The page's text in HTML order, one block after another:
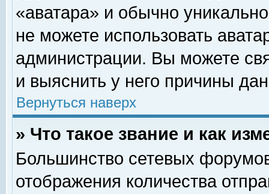
«аватара» и обычно
не можете использовать
администрации. Вы можете
и выяснить у него причины
Вернуться наверх
» Что такое звание и как
Большинство сетевых
отображения количества